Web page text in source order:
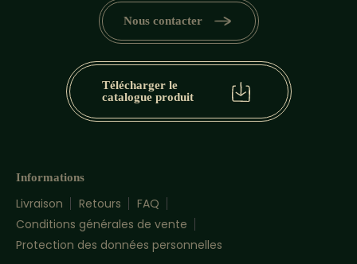
Nous contacter
Informations
Livraison Retours
FAQ
Conditions générales de vente
Protection des données personnelles
Télécharger le
catalogue produit